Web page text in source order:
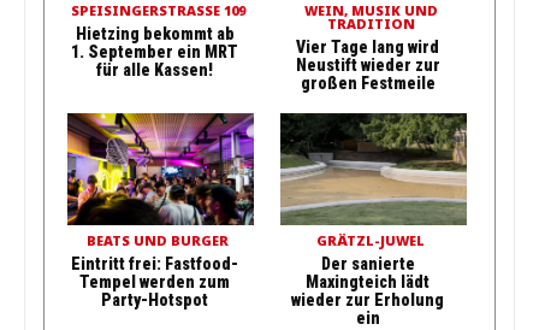
SPEISINGERSTRASSE 109
Hietzing bekommt ab
1. September ein MRT
für alle Kassen!
WEIN, MUSIK UND
TRADITION
Vier Tage lang wird
Neustift wieder zur
großen Festmeile
BEATS UND BURGER
Eintritt frei: Fastfood-
Tempel werden zum
Party-Hotspot
GRÄTZL-JUWEL
Der sanierte
Maxingteich lädt
wieder zur Erholung
ein